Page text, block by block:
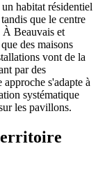
habitat résidentiel
que le centre
À Beauvais et
des maisons
vont de la
par des
s'adapte à
systématique
les pavillons.